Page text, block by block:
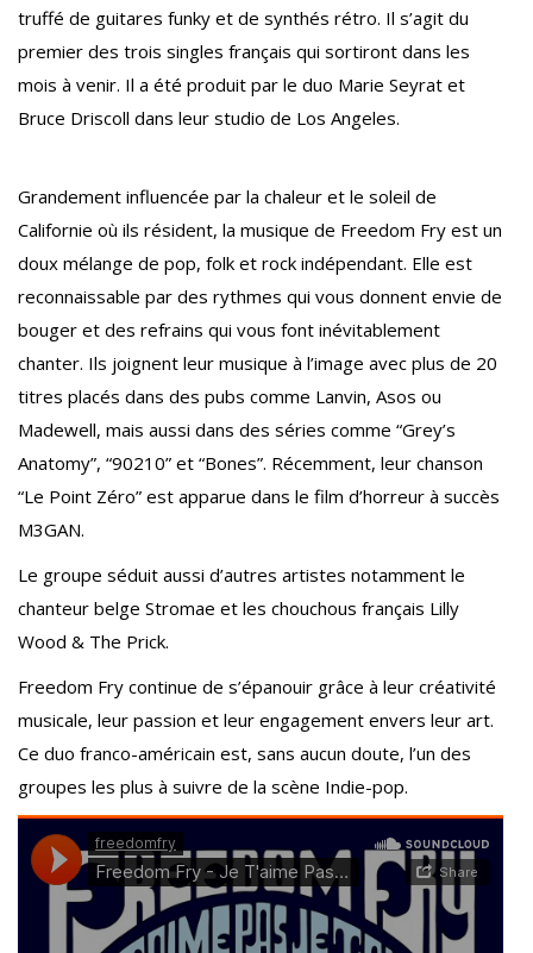
truffé de guitares funky et de synthés rétro. Il s’agit du
premier des trois singles français qui sortiront dans les
mois à venir. Il a été produit par le duo Marie Seyrat et
Bruce Driscoll dans leur studio de Los Angeles.
Grandement influencée par la chaleur et le soleil de
Californie où ils résident, la musique de Freedom Fry est un
doux mélange de pop, folk et rock indépendant. Elle est
reconnaissable par des rythmes qui vous donnent envie de
bouger et des refrains qui vous font inévitablement
chanter. Ils joignent leur musique à l’image avec plus de 20
titres placés dans des pubs comme Lanvin, Asos ou
Madewell, mais aussi dans des séries comme “Grey’s
Anatomy”, “90210” et “Bones”. Récemment, leur chanson
“Le Point Zéro” est apparue dans le film d’horreur à succès
M3GAN.
Le groupe séduit aussi d’autres artistes notamment le
chanteur belge Stromae et les chouchous français Lilly
Wood & The Prick.
Freedom Fry continue de s’épanouir grâce à leur créativité
musicale, leur passion et leur engagement envers leur art.
Ce duo franco-américain est, sans aucun doute, l’un des
groupes les plus à suivre de la scène Indie-pop.